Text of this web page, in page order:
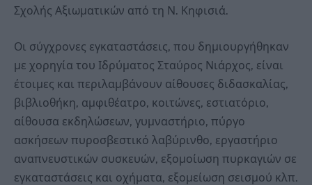
Σχολής Αξιωματικών από τη Ν. Κηφισιά.
Οι σύγχρονες εγκαταστάσεις, που δημιουργήθηκαν
με χορηγία του Ιδρύματος Σταύρος Νιάρχος, είναι
έτοιμες και περιλαμβάνουν αίθουσες διδασκαλίας,
βιβλιοθήκη, αμφιθέατρο, κοιτώνες, εστιατόριο,
αίθουσα εκδηλώσεων, γυμναστήριο, πύργο
ασκήσεων πυροσβεστικό λαβύρινθο, εργαστήριο
αναπνευστικών συσκευών, εξομοίωση πυρκαγιών σε
εγκαταστάσεις και οχήματα, εξομείωση σεισμού κλπ.